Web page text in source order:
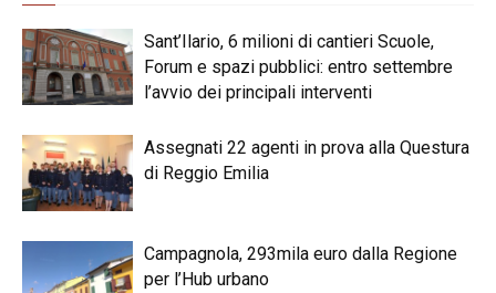
Sant’Ilario, 6 milioni di cantieri Scuole,
Forum e spazi pubblici: entro settembre
l’avvio dei principali interventi
Assegnati 22 agenti in prova alla Questura
di Reggio Emilia
Campagnola, 293mila euro dalla Regione
per l’Hub urbano